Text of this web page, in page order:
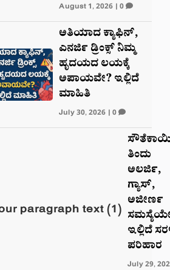
August 1, 2026| 0
ಅತಿಯಾದ ಕ್ಯಾಫಿನ್,
ಎನರ್ಜಿ ಡ್ರಿಂಕ್ಸ್ ನಿಮ್ಮ
ಹೃದಯದ ಲಯಕ್ಕೆ
ಅಪಾಯವೇ? ಇಲ್ಲಿದೆ
ಮಾಹಿತಿ
July 30, 2026| 0
ತಿಂದು
ಅಲರ್ಜಿ,
ಗ್ಯಾಸ್,
ಅಜೀರ್ಣ
ಇಲ್ಲಿದೆ
ಪರಿಹಾರ
July 29,